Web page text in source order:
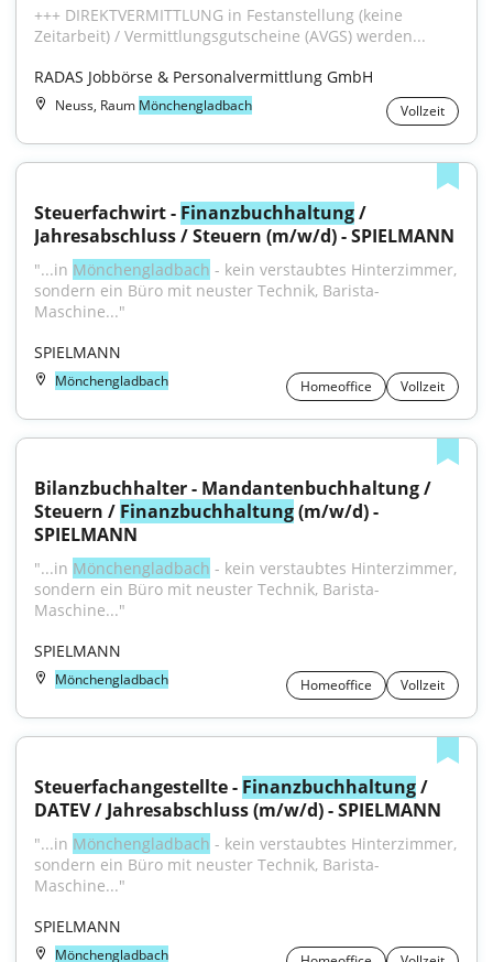
+++ DIREKTVERMITTLUNG in Festanstellung (keine
Zeitarbeit) / Vermittlungsgutscheine (AVGS) werden...
RADAS Jobbörse & Personalvermittlung GmbH
Neuss, Raum Mönchengladbach Vollzeit
Steuerfachwirt - Finanzbuchhaltung /
Jahresabschluss / Steuern (m/w/d) - SPIELMANN
"...in Mönchengladbach - kein verstaubtes Hinterzimmer,
sondern ein Büro mit neuster Technik, Barista-
Maschine..."
SPIELMANN
Mönchengladbach Homeoffice Vollzeit
Bilanzbuchhalter - Mandantenbuchhaltung /
Steuern / Finanzbuchhaltung (m/w/d) -
SPIELMANN
"...in Mönchengladbach - kein verstaubtes Hinterzimmer,
sondern ein Büro mit neuster Technik, Barista-
Maschine..."
SPIELMANN
Mönchengladbach Homeoffice Vollzeit
Steuerfachangestellte - Finanzbuchhaltung /
DATEV / Jahresabschluss (m/w/d) - SPIELMANN
"...in Mönchengladbach - kein verstaubtes Hinterzimmer,
sondern ein Büro mit neuster Technik, Barista-
Maschine..."
SPIELMANN
Mönchengladbach